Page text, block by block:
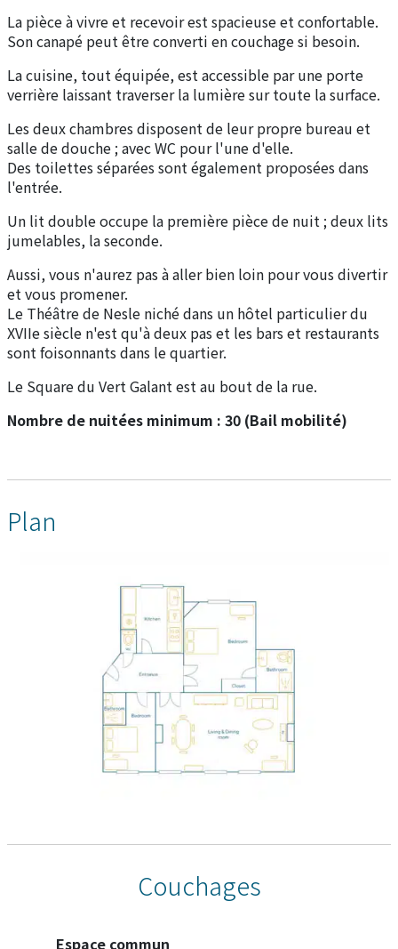
La pièce à vivre et recevoir est spacieuse et confortable.
Son canapé peut être converti en couchage si besoin.
La cuisine, tout équipée, est accessible par une porte
verrière laissant traverser la lumière sur toute la surface.
Les deux chambres disposent de leur propre bureau et
salle de douche ; avec WC pour l'une d'elle.
Des toilettes séparées sont également proposées dans
l'entrée.
Un lit double occupe la première pièce de nuit ; deux lits
jumelables, la seconde.
Aussi, vous n'aurez pas à aller bien loin pour vous divertir
et vous promener.
Le Théâtre de Nesle niché dans un hôtel particulier du
XVIIe siècle n'est qu'à deux pas et les bars et restaurants
sont foisonnants dans le quartier.
Le Square du Vert Galant est au bout de la rue.
Nombre de nuitées minimum : 30 (Bail mobilité)
Plan
Couchages
Espace commun